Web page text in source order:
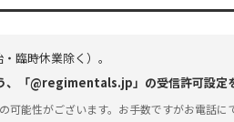
臨時休業除く）。
「@regimentals.jp」の受信許可設定を
能性がございます。お手数ですがお電話に